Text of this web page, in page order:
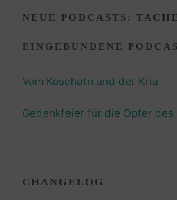
NEUE PODCASTS:
EINGEBUNDENE
Vom Koschatn und der Kria
Gedenkfeier für die Opfer
CHANGELOG